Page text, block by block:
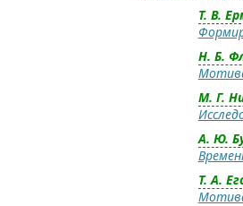
Т. В.
Н. Б.
М. Г.
А. Ю.
Т. А.